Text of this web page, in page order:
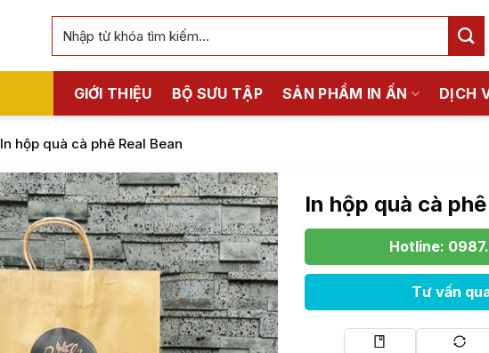
kiếm:
GIỚI THIỆU BỘ SƯU TẬP SẢN PHẨM IN ẤN DỊCH
In hộp quà cà phê Real Bean
In hộp quà cà
Hotline:
Tư vấn